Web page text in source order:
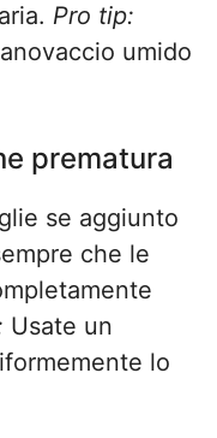
Pro tip:
umido
prematura
se aggiunto
che le
Usate un
lo